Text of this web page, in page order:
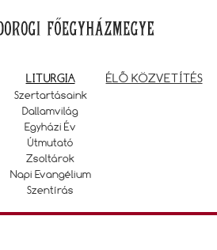
LITURGIA
Szertartásaink
Dallamvilág
Egyházi Év
Útmutató
Zsoltárok
Napi Evangélium
Szentírás
ÉLŐ KÖZVETÍTÉS